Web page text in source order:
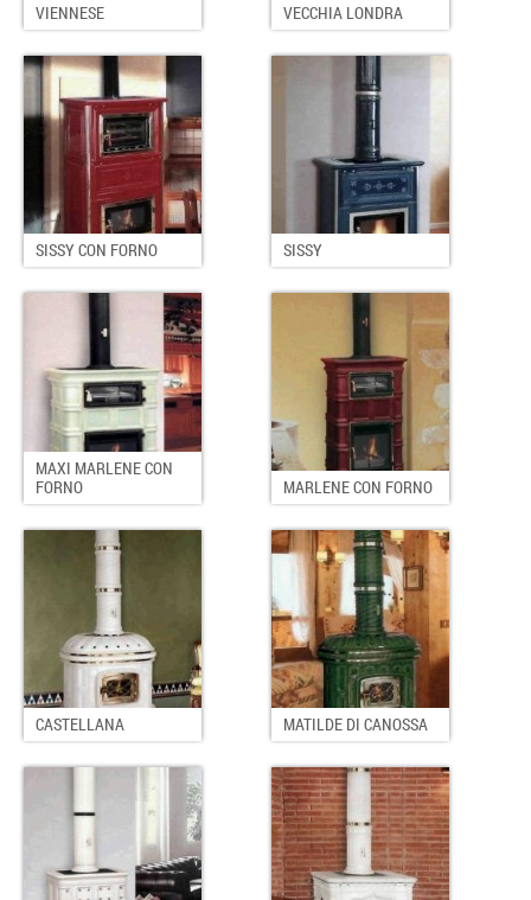
VIENNESE VECCHIA LONDRA
SISSY CON FORNO SISSY
MAXI MARLENE CON
FORNO
MARLENE CON FORNO
CASTELLANA MATILDE DI CANOSSA